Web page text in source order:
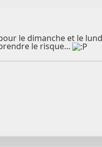
le dimanche et le
le risque...